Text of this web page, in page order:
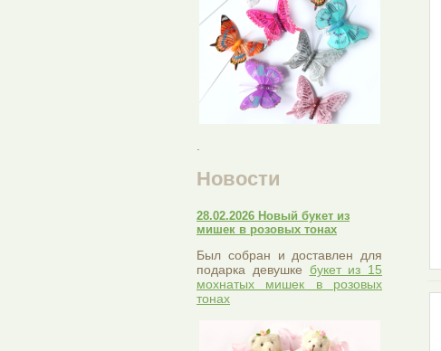
Новости
28.02.2026 Новый букет из
мишек в розовых тонах
Был собран и доставлен для
подарка девушке букет из 15
мохнатых мишек в розовых
тонах